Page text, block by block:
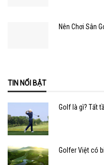
Nên Chơi Sân
TIN NỔI BẬT
Golf là gì? Tất
Golfer Việt có